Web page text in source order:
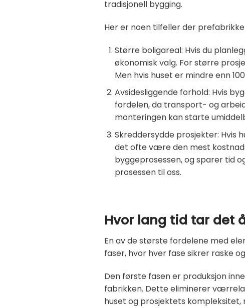
tradisjonell bygging.
Her er noen tilfeller der
Større boligareal: Hvis du
økonomisk valg. For større
Men hvis huset er mindre enn
Avsidesliggende forhold: Hvis
fordelen, da transport- og
monteringen kan starte
Skreddersydde prosjekter: Hvis
det ofte være den mest
byggeprosessen, og sparer tid
prosessen til oss.
Hvor lang tid tar det
En av de største fordelene med
faser, hvor hver fase sikrer raske
Den første fasen er produksjon
fabrikken. Dette eliminerer
huset og prosjektets kompleksitet,